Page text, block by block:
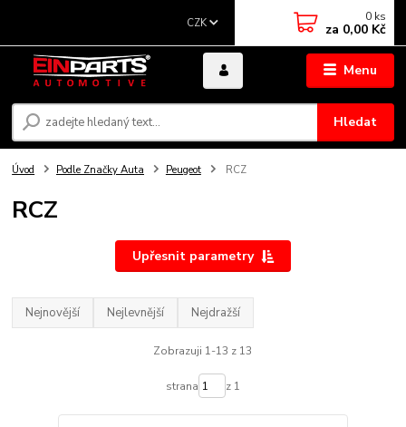
Menu
CZK
Hledat
0 ks
za 0,00 Kč
Úvod Podle Značky Auta Peugeot RCZ
RCZ
Upřesnit parametry
Nejnovější Nejlevnější Nejdražší
Zobrazuji 1-13 z 13
strana z 1